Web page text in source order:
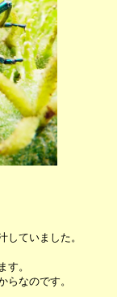
していました。
す。
らなのです。